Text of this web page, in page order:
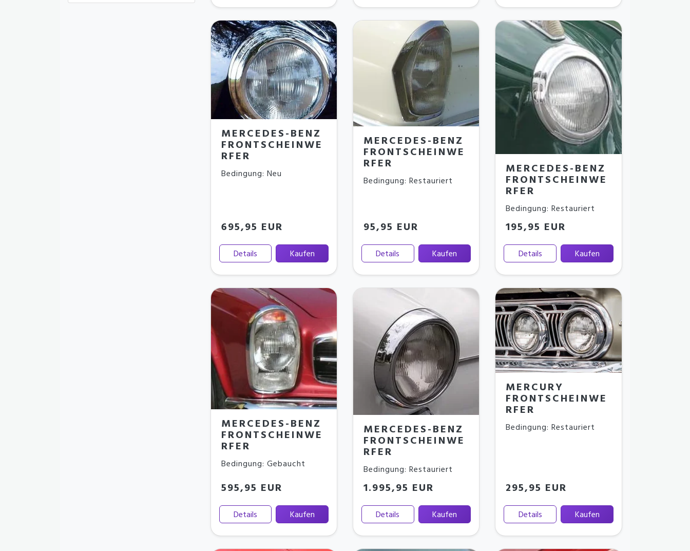
MERCEDES-BENZ
FRONTSCHEINWE
RFER
Bedingung: Neu
695,95 EUR
Details Kaufen
MERCEDES-BENZ
FRONTSCHEINWE
RFER
Bedingung: Restauriert
95,95 EUR
Details Kaufen
MERCEDES-BENZ
FRONTSCHEINWE
RFER
Bedingung: Restauriert
195,95 EUR
Details Kaufen
MERCEDES-BENZ
FRONTSCHEINWE
RFER
Bedingung: Gebaucht
595,95 EUR
Details Kaufen
MERCEDES-BENZ
FRONTSCHEINWE
RFER
Bedingung: Restauriert
1.995,95 EUR
Details Kaufen
MERCURY
FRONTSCHEINWE
RFER
Bedingung: Restauriert
295,95 EUR
Details Kaufen